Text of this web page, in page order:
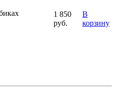
1 850
руб.
В
корзину